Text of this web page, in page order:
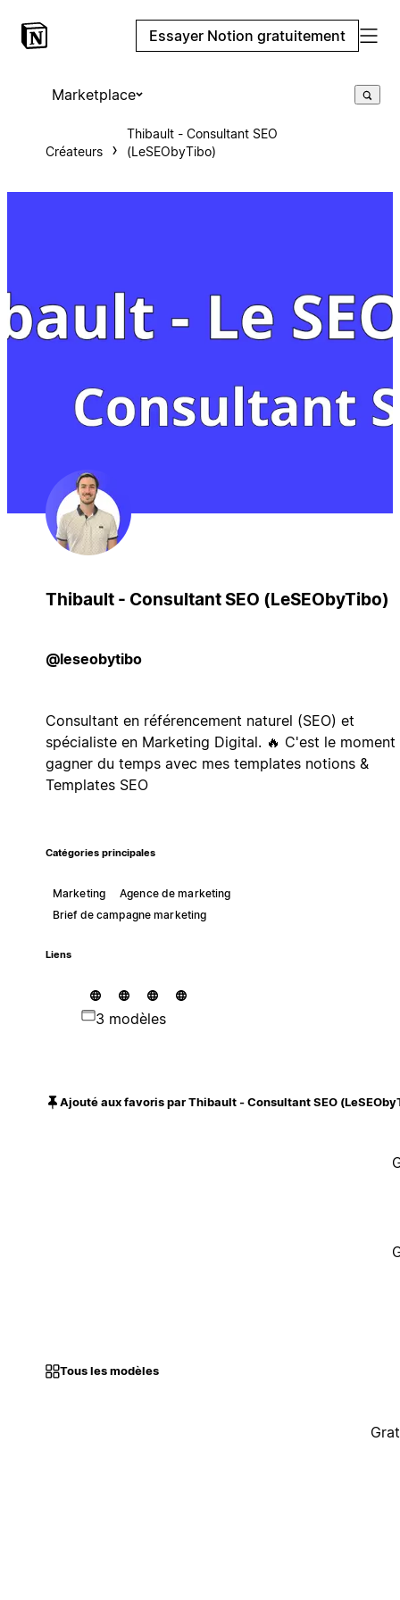
Essayer Notion gratuitement
Marketplace
Créateurs
Thibault - Consultant SEO
(LeSEObyTibo)
Thibault - Consultant SEO (LeSEObyTibo)
@leseobytibo
Consultant en référencement naturel (SEO) et
spécialiste en Marketing Digital. 🔥 C'est le moment
gagner du temps avec mes templates notions &
Templates SEO
Catégories principales
Marketing
Agence de marketing
Brief de campagne marketing
Liens
3 modèles
Ajouté aux favoris par Thibault - Consultant SEO
Tous les modèles